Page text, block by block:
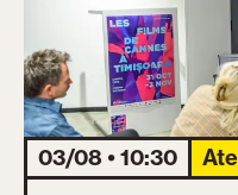
03/08 • 10:30